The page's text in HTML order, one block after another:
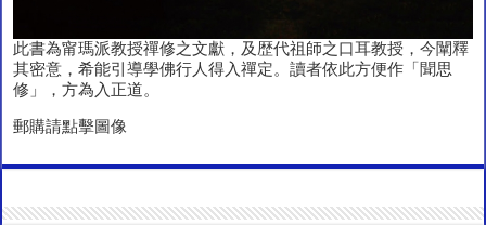
此書為甯瑪派教授禪修之文獻，及歴代祖師之口耳教授，今闡釋
其密意，希能引導學佛行人得入禪定。讀者依此方便作「聞思
修」，方為入正道。
郵購請點擊圖像